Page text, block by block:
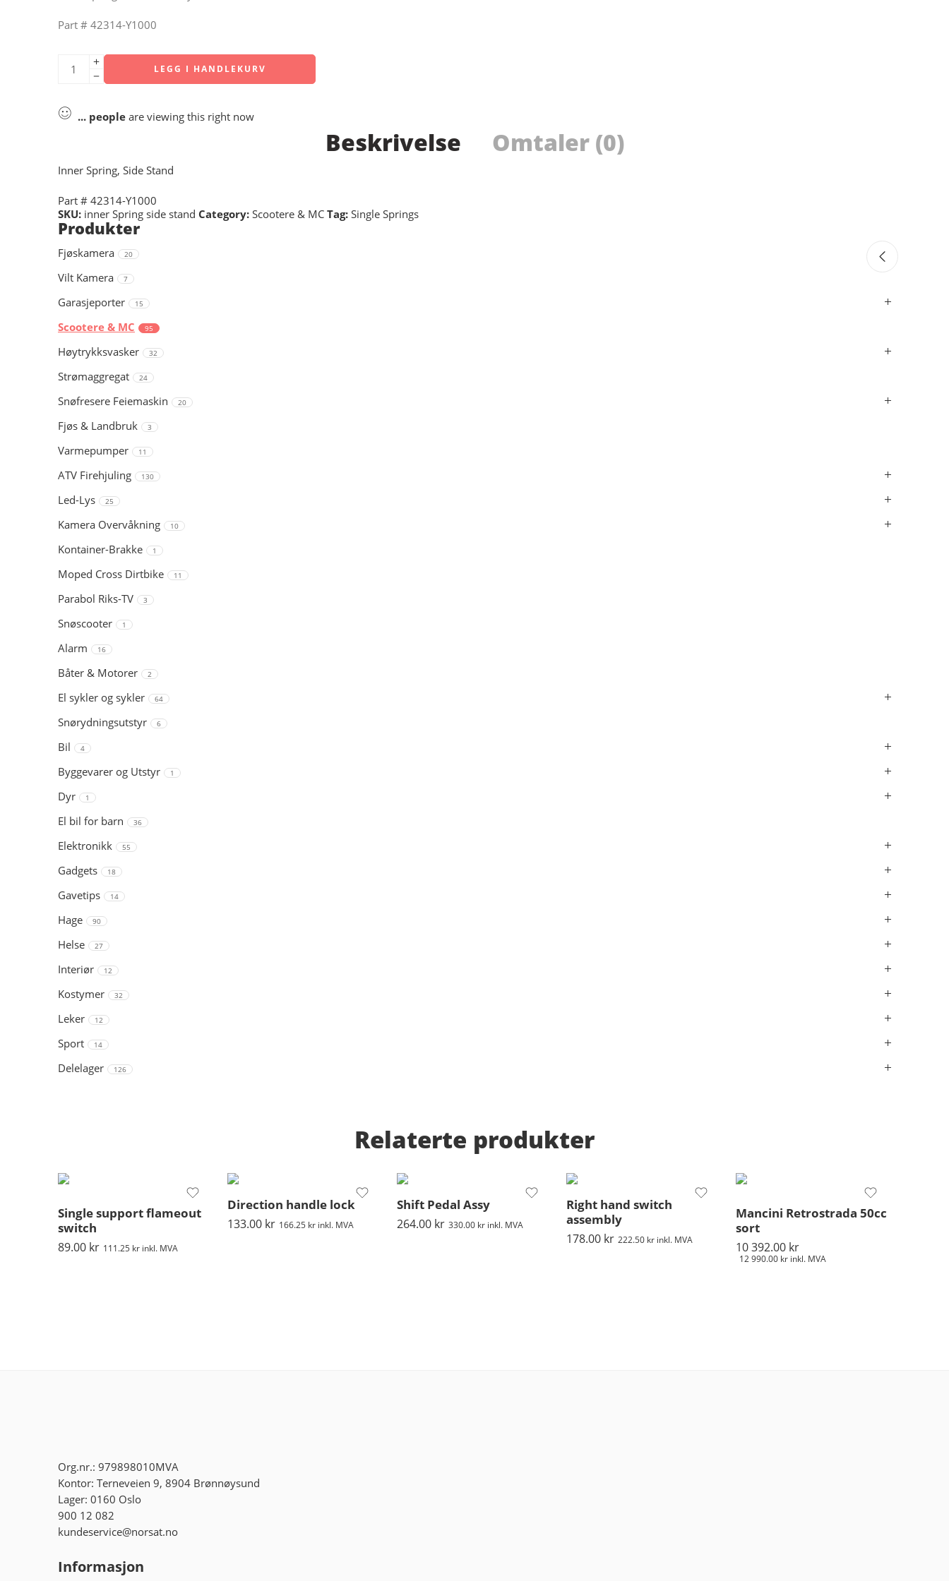
Part # 42314-Y1000
LEGG I HANDLEKURV
... people are viewing this right now
Beskrivelse Omtaler (0)
Inner Spring, Side Stand
Part # 42314-Y1000
SKU: inner Spring side stand Category: Scootere & MC Tag: Single Springs
Produkter
Fjøskamera 20
Vilt Kamera 7
Garasjeporter 15
Scootere & MC 95
Høytrykksvasker 32
Strømaggregat 24
Snøfresere Feiemaskin 20
Fjøs & Landbruk 3
Varmepumper 11
ATV Firehjuling 130
Led-Lys 25
Kamera Overvåkning 10
Kontainer-Brakke 1
Moped Cross Dirtbike 11
Parabol Riks-TV 3
Snøscooter 1
Alarm 16
Båter & Motorer 2
El sykler og sykler 64
Snørydningsutstyr 6
Bil 4
Byggevarer og Utstyr 1
Dyr 1
El bil for barn 36
Elektronikk 55
Gadgets 18
Gavetips 14
Hage 90
Helse 27
Interiør 12
Kostymer 32
Leker 12
Sport 14
Delelager 126
Relaterte produkter
Single support flameout
switch
89.00 kr 111.25 kr inkl. MVA
Direction handle lock
133.00 kr 166.25 kr inkl. MVA
Shift Pedal Assy
264.00 kr 330.00 kr inkl. MVA
Right hand switch
assembly
178.00 kr 222.50 kr inkl. MVA
Mancini Retrostrada 50cc
sort
10 392.00 kr
12 990.00 kr inkl. MVA
Org.nr.: 979898010MVA
Kontor: Terneveien 9, 8904 Brønnøysund
Lager: 0160 Oslo
900 12 082
kundeservice@norsat.no
Informasjon